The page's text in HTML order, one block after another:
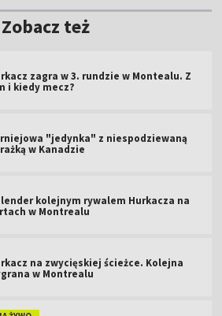
Zobacz też
zagra w 3. rundzie w Montealu. Z
i kiedy mecz?
"jedynka" z niespodziewaną
w Kanadzie
kolejnym rywalem Hurkacza na
w Montrealu
na zwycięskiej ścieżce. Kolejna
w Montrealu